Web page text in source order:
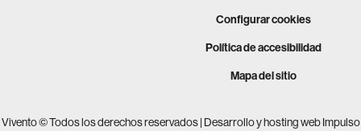
Configurar cookies
Política de accesibilidad
Mapa del sitio
Vivento © Todos los derechos reservados | Desarrollo y hosting web Impulso